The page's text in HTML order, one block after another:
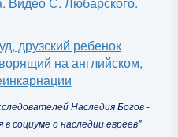
друзский ребенок
на английском,
Наследия Богов -
в социуме о наследии евреев"